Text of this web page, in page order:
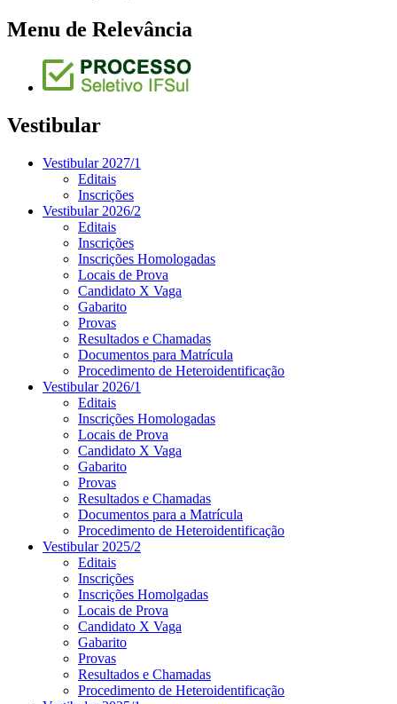
Menu de Relevância
Vestibular
Vestibular 2027/1
Editais
Inscrições
Vestibular 2026/2
Editais
Inscrições
Inscrições Homologadas
Locais de Prova
Candidato X Vaga
Gabarito
Provas
Resultados e Chamadas
Documentos para Matrícula
Procedimento de Heteroidentificação
Vestibular 2026/1
Editais
Inscrições Homologadas
Locais de Prova
Candidato X Vaga
Gabarito
Provas
Resultados e Chamadas
Documentos para a Matrícula
Procedimento de Heteroidentificação
Vestibular 2025/2
Editais
Inscrições
Inscrições Homolgadas
Locais de Prova
Candidato X Vaga
Gabarito
Provas
Resultados e Chamadas
Procedimento de Heteroidentificação